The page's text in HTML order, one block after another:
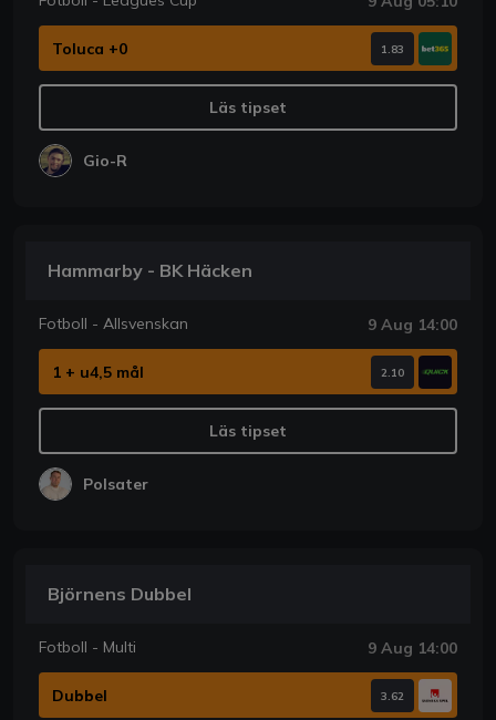
Toluca +0 1.83
Läs tipset
Gio-R
Hammarby - BK Häcken
Fotboll - Allsvenskan 9 Aug 14:00
1 + u4,5 mål 2.10
Läs tipset
Polsater
Björnens Dubbel
Fotboll - Multi 9 Aug 14:00
Dubbel 3.62